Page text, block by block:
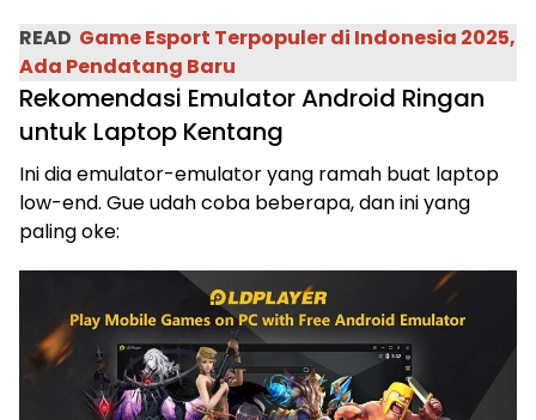
READ Game Esport Terpopuler di Indonesia 2025,
Ada Pendatang Baru
Rekomendasi Emulator Android Ringan
untuk Laptop Kentang
Ini dia emulator-emulator yang ramah buat laptop
low-end. Gue udah coba beberapa, dan ini yang
paling oke: